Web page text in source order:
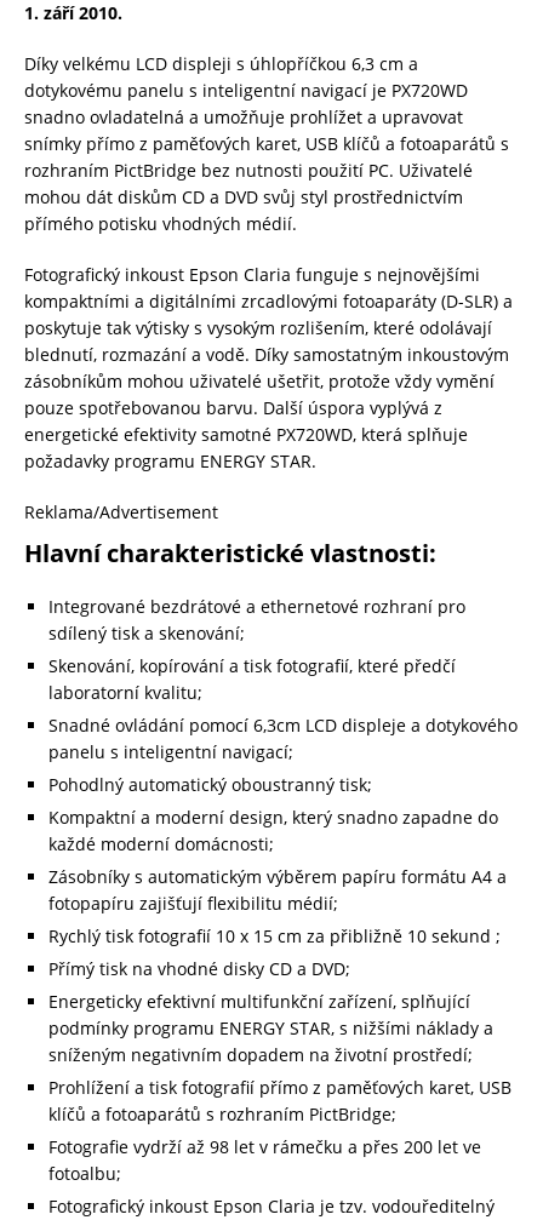
1. září 2010.
Díky velkému LCD displeji s úhlopříčkou 6,3 cm a
dotykovému panelu s inteligentní navigací je PX720WD
snadno ovladatelná a umožňuje prohlížet a upravovat
snímky přímo z paměťových karet, USB klíčů a fotoaparátů s
rozhraním PictBridge bez nutnosti použití PC. Uživatelé
mohou dát diskům CD a DVD svůj styl prostřednictvím
přímého potisku vhodných médií.
Fotografický inkoust Epson Claria funguje s nejnovějšími
kompaktními a digitálními zrcadlovými fotoaparáty (D-SLR) a
poskytuje tak výtisky s vysokým rozlišením, které odolávají
blednutí, rozmazání a vodě. Díky samostatným inkoustovým
zásobníkům mohou uživatelé ušetřit, protože vždy vymění
pouze spotřebovanou barvu. Další úspora vyplývá z
energetické efektivity samotné PX720WD, která splňuje
požadavky programu ENERGY STAR.
Reklama/Advertisement
Hlavní charakteristické vlastnosti:
Integrované bezdrátové a ethernetové rozhraní pro
sdílený tisk a skenování;
Skenování, kopírování a tisk fotografií, které předčí
laboratorní kvalitu;
Snadné ovládání pomocí 6,3cm LCD displeje a dotykového
panelu s inteligentní navigací;
Pohodlný automatický oboustranný tisk;
Kompaktní a moderní design, který snadno zapadne do
každé moderní domácnosti;
Zásobníky s automatickým výběrem papíru formátu A4 a
fotopapíru zajišťují flexibilitu médií;
Rychlý tisk fotografií 10 x 15 cm za přibližně 10 sekund ;
Přímý tisk na vhodné disky CD a DVD;
Energeticky efektivní multifunkční zařízení, splňující
podmínky programu ENERGY STAR, s nižšími náklady a
sníženým negativním dopadem na životní prostředí;
Prohlížení a tisk fotografií přímo z paměťových karet, USB
klíčů a fotoaparátů s rozhraním PictBridge;
Fotografie vydrží až 98 let v rámečku a přes 200 let ve
fotoalbu;
Fotografický inkoust Epson Claria je tzv. vodouředitelný